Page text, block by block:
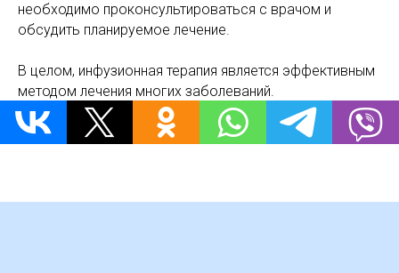
необходимо проконсультироваться с врачом и
обсудить планируемое лечение.
В целом, инфузионная терапия является эффективным
методом лечения многих заболеваний.
Тимур Исламов - основатель сети Clean Clinic
Поделиться: